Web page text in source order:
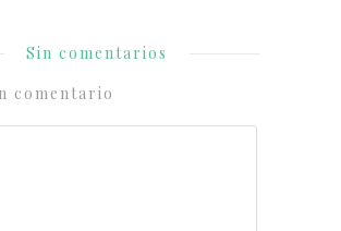
Sin comentarios
comentario